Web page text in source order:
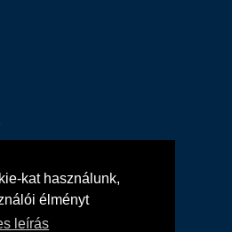
kat használunk,
élményt
leírás